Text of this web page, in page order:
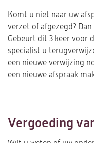
Komt u niet naar uw
verzet of afgezegd?
Gebeurt dit 3 keer voor
specialist u
een nieuwe verwijzing
een nieuwe afspraak
Vergoeding